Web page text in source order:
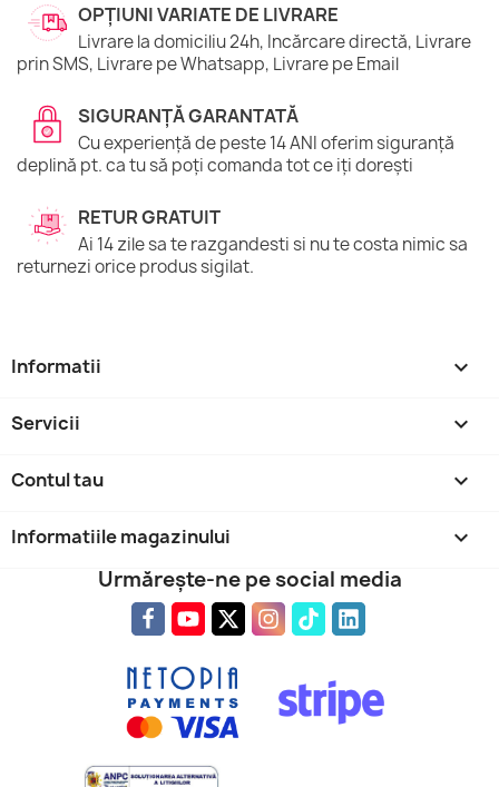
OPȚIUNI VARIATE DE LIVRARE
Livrare la domiciliu 24h, Incărcare directă, Livrare
prin SMS, Livrare pe Whatsapp, Livrare pe Email
SIGURANȚĂ GARANTATĂ
Cu experiență de peste 14 ANI oferim siguranță
deplină pt. ca tu să poți comanda tot ce iți dorești
RETUR GRATUIT
Ai 14 zile sa te razgandesti si nu te costa nimic sa
returnezi orice produs sigilat.
Informatii 
Servicii 
Contul tau 
Informatiile magazinului keyboard_arrow_down
Urmărește-ne pe social media